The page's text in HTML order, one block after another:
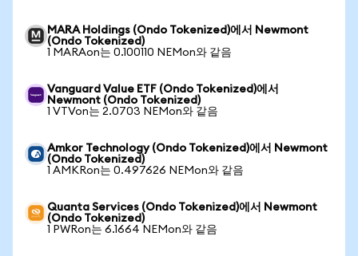
MARA Holdings (Ondo Tokenized)에서 Newmont
(Ondo Tokenized)
1 MARAon는 0.100110 NEMon와 같음
Vanguard Value ETF (Ondo Tokenized)에서
Newmont (Ondo Tokenized)
1 VTVon는 2.0703 NEMon와 같음
Amkor Technology (Ondo Tokenized)에서 Newmont
(Ondo Tokenized)
1 AMKRon는 0.497626 NEMon와 같음
Quanta Services (Ondo Tokenized)에서 Newmont
(Ondo Tokenized)
1 PWRon는 6.1664 NEMon와 같음